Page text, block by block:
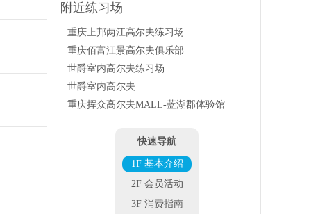
附近练习场
重庆上邦两江高尔夫练习场
重庆佰富江景高尔夫俱乐部
世爵室内高尔夫练习场
世爵室内高尔夫
重庆挥众高尔夫MALL-蓝湖郡体验馆
快速导航
1F 基本介绍
2F 会员活动
3F 消费指南